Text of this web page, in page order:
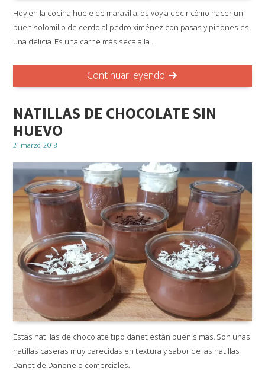
Hoy en la cocina huele de maravilla, os voy a decir cómo hacer un
buen solomillo de cerdo al pedro ximénez con pasas y piñones es
una delicia. Es una carne más seca a la …
Continuar leyendo
NATILLAS DE CHOCOLATE SIN
HUEVO
Posted
21 marzo, 2018
Estas natillas de chocolate tipo danet están buenísimas. Son unas
natillas caseras muy parecidas en textura y sabor de las natillas
Danet de Danone o comerciales.